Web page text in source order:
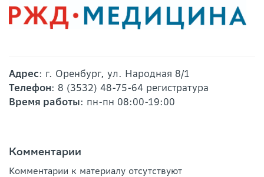
Адрес: г. Оренбург, ул. Народная 8/1
Телефон: 8 (3532) 48-75-64 регистратура
Время работы: пн-пн 08:00-19:00
Комментарии
Комментарии к материалу отсутствуют